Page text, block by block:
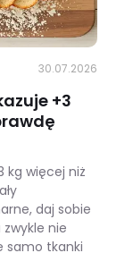
30.07.2026
+3
kg więcej niż
daj sobie
zwykle nie
samo tkanki